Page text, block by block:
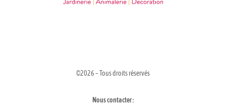
©2026 – Tous droits réservés
Nous contacter :